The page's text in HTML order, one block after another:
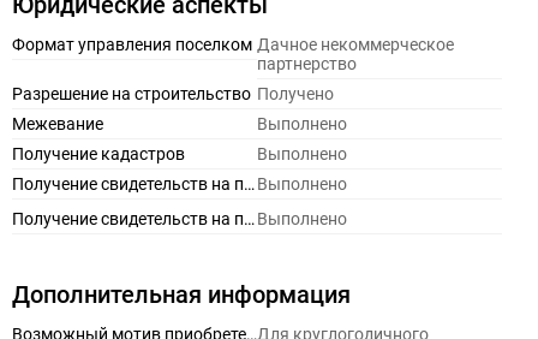
Формат управления поселком Дачное некоммерческое
партнерство
Разрешение на строительство Получено
Межевание
Выполнено
Получение кадастров
Выполнено
Получение свидетельств на право собственности (земельные участки) Выполнено
Получение свидетельств на право собственности (домовладения) Выполнено
Дополнительная информация
Возможный мотив приобретенияДля круглогодичного